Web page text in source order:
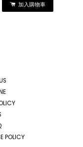
加入購物車
POLICY